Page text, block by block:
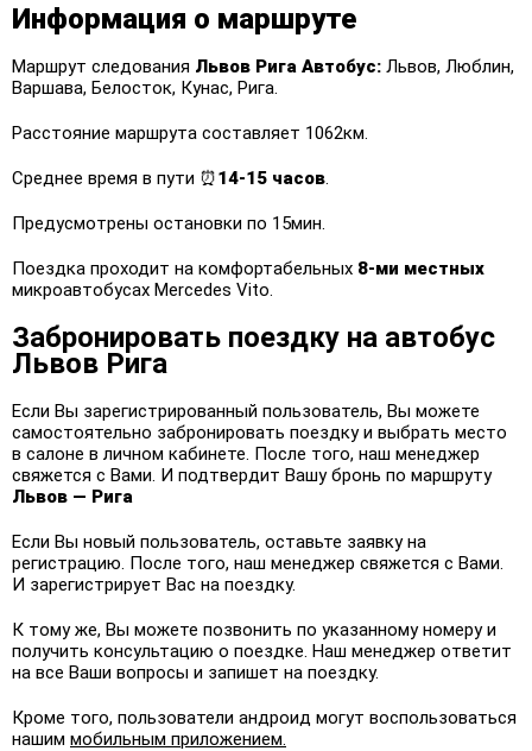
Информация о маршруте
Маршрут следования Львов Рига Автобус: Львов, Люблин,
Варшава, Белосток, Кунас, Рига.
Расстояние маршрута составляет 1062км.
Среднее время в пути ⏰14-15 часов.
Предусмотрены остановки по 15мин.
Поездка проходит на комфортабельных 8-ми местных
микроавтобусах Mercedes Vito.
Забронировать поездку на автобус
Львов Рига
Если Вы зарегистрированный пользователь, Вы можете
самостоятельно забронировать поездку и выбрать место
в салоне в личном кабинете. После того, наш менеджер
свяжется с Вами. И подтвердит Вашу бронь по маршруту
Львов — Рига
Если Вы новый пользователь, оставьте заявку на
регистрацию. После того, наш менеджер свяжется с Вами.
И зарегистрирует Вас на поездку.
К тому же, Вы можете позвонить по указанному номеру и
получить консультацию о поездке. Наш менеджер ответит
на все Ваши вопросы и запишет на поездку.
Кроме того, пользователи андроид могут воспользоваться
нашим мобильным приложением.